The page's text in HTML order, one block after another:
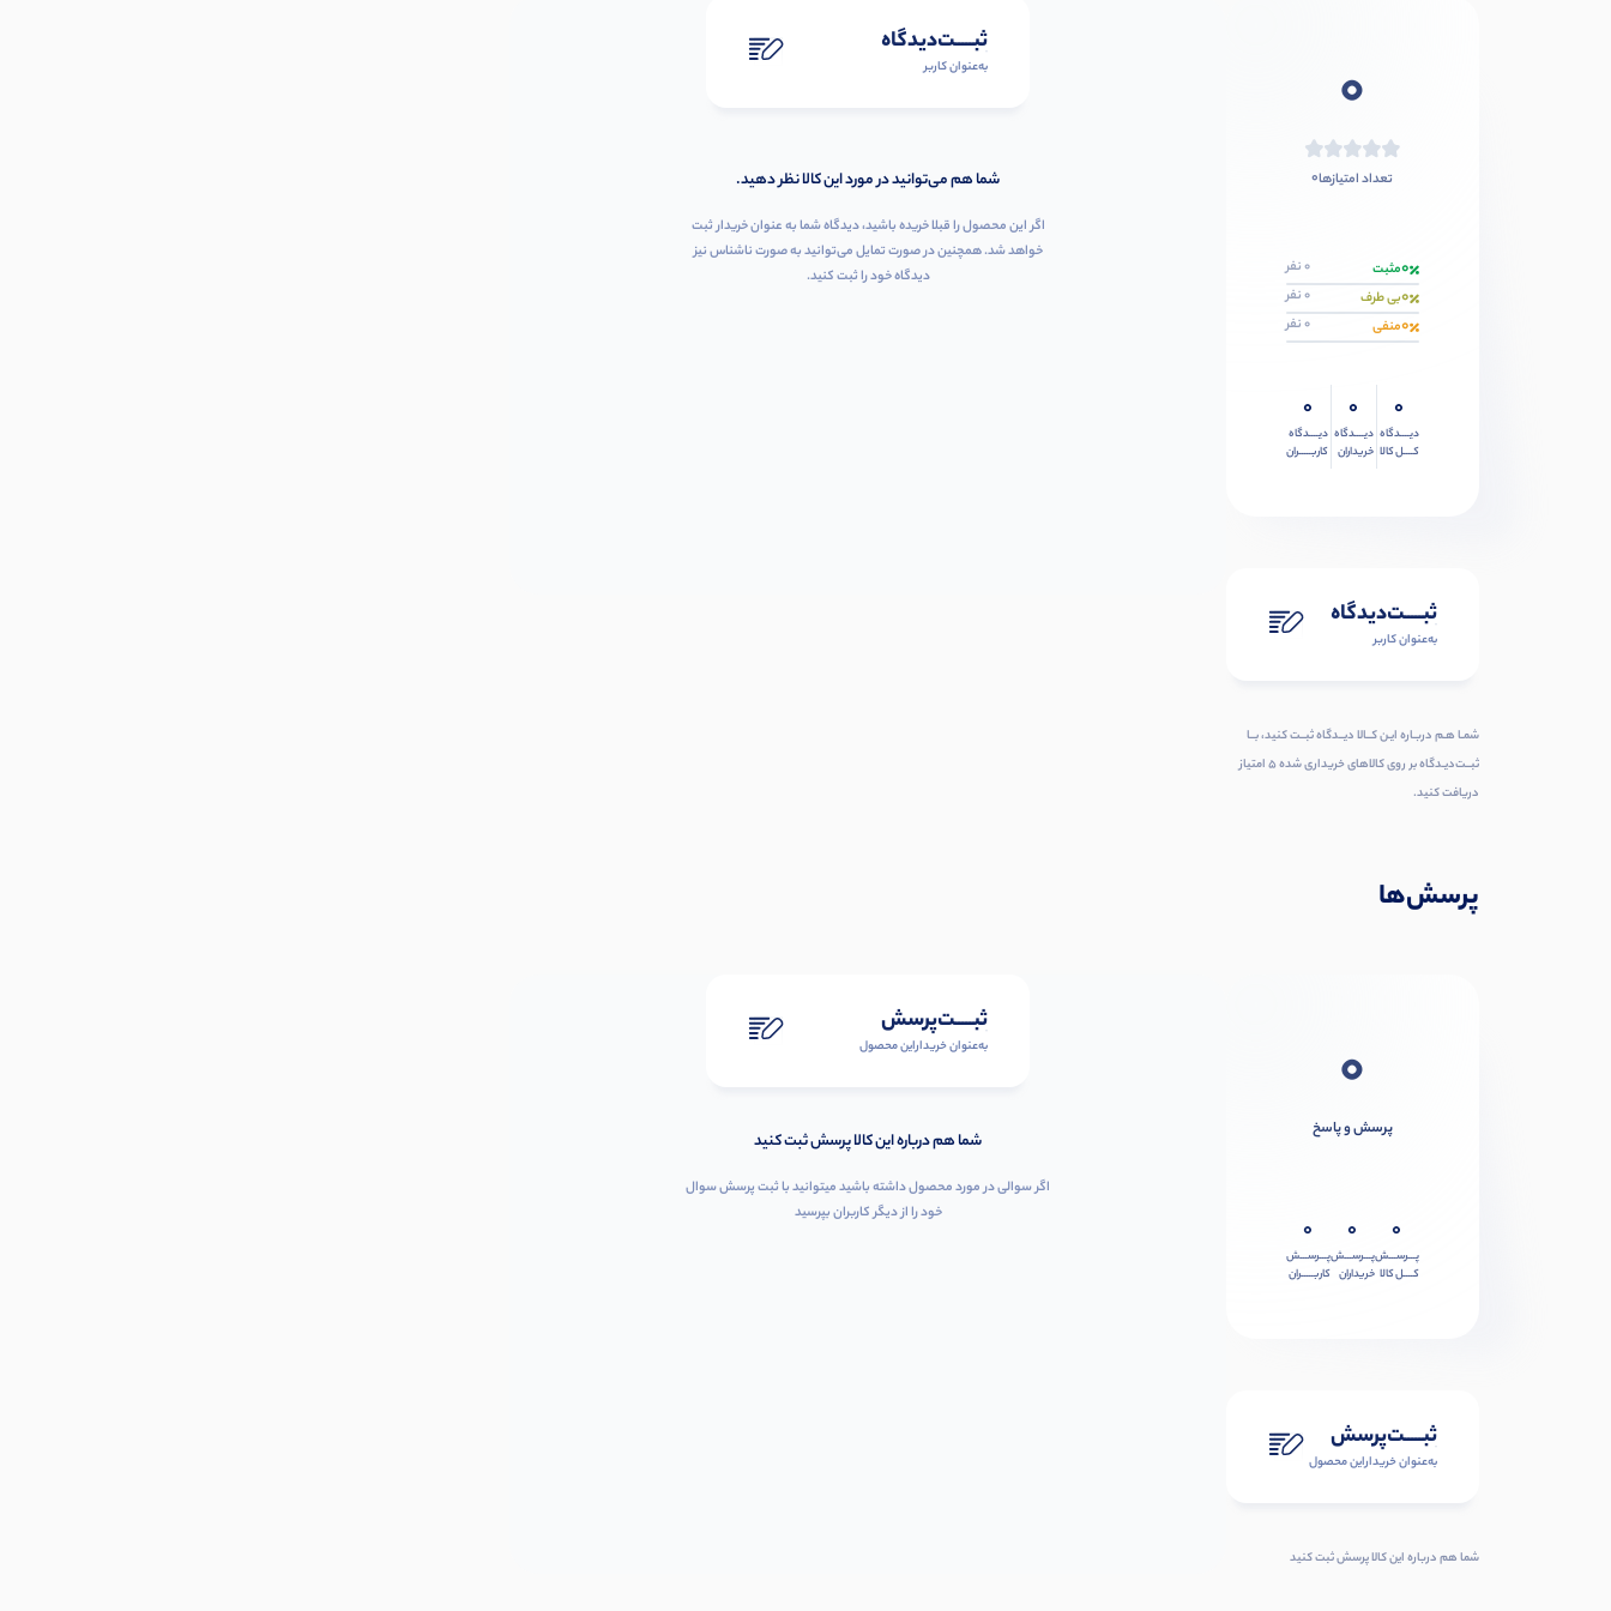
0
تعداد امتیازها0
0مثبت 0 نفر
0بی طرف 0 نفر
0منفی 0 نفر
0
دیــــدگاه
کــــل کالا
0
دیــــدگاه
خریداران
0
دیــــدگاه
کاربـــــران
ثبـــــت‌دیدگاه
به‌عنوان کاربر
شمـا هـم دربـاره ایـن کــالا دیــدگاه ثبــت کنید، بــا
ثبــت‌دیـدگاه بر روی کالاهای خریداری شده ۵ امتیاز
دریافت کنید.
ثبـــــت‌دیدگاه
به‌عنوان کاربر
شما هم می‌توانید در مورد این کالا نظر دهید.
اگر این محصول را قبلا خریده باشید، دیدگاه شما به عنوان خریدار ثبت
خواهد شد. همچنین در صورت تمایل می‌توانید به صورت ناشناس نیز
دیدگاه خود را ثبت کنید.
پرسش‌ها
0
پرسش و پاسخ
0
پـــرســـش
کــــل کالا
0
پـــرســـش
خریداران
0
پـــرســـش
کاربـــــران
ثبـــــت‌پرسش
به‌عنوان ‌خریدار‌این‌ محصول
شما هم درباره این کالا پرسش ثبت کنید
ثبـــــت‌پرسش
به‌عنوان ‌خریدار‌این‌ محصول
شما هم درباره این کالا پرسش ثبت کنید
اگر سوالی در مورد محصول داشته باشید میتوانید با ثبت پرسش سوال
خود را از دیگر کاربران بپرسید